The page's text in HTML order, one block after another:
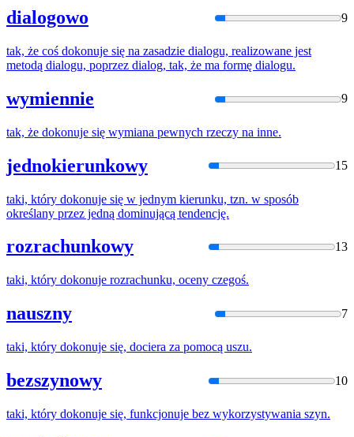
dialogowo 9
tak, że coś dokonuje się na zasadzie dialogu, realizowane jest
metodą dialogu, poprzez dialog, tak, że ma formę dialogu.
wymiennie 9
tak, że dokonuje się wymiana pewnych rzeczy na inne.
jednokierunkowy 15
taki, który dokonuje się w jednym kierunku, tzn. w sposób
określany przez jedną dominującą tendencję.
rozrachunkowy 13
taki, który dokonuje rozrachunku, oceny czegoś.
nauszny 7
taki, który dokonuje się, dociera za pomocą uszu.
bezszynowy 10
taki, który dokonuje się, funkcjonuje bez wykorzystywania szyn.